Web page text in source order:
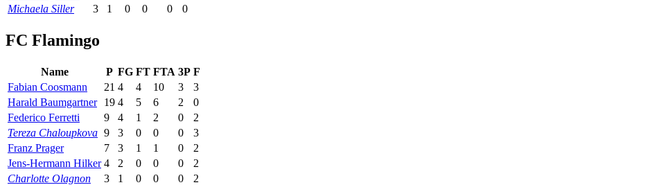
Michaela Siller
3 1 0 0 0 0
FC Flamingo
Name P FG FT FTA 3P F
Fabian Coosmann
21 4 4 10 3
3
Harald Baumgartner
19 4 5 6 2
0
Federico Ferretti
9 4 1 2 0
2
Tereza Chaloupkova 9 3 0 0 0
3
Franz Prager
7 3 1 1 0
2
Jens-Hermann Hilker 4 2 0 0 0
2
Charlotte Olagnon
3 1 0 0 0 2